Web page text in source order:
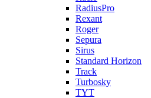
RadiusPro
Rexant
Roger
Sepura
Sirus
Standard Horizon
Track
Turbosky
TYT